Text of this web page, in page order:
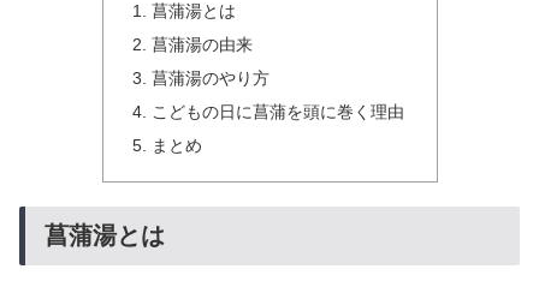
菖蒲湯とは
菖蒲湯の由来
菖蒲湯のやり方
こどもの日に菖蒲を頭に巻く理由
まとめ
菖蒲湯とは